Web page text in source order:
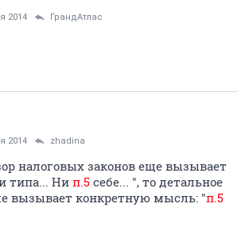
2014 ГрандАтлас
2014 zhadina
налоговых законов еще вызывает
типа... Ни п.5 себе... ", то детальное
вызывает конкретную мысль: "п.5